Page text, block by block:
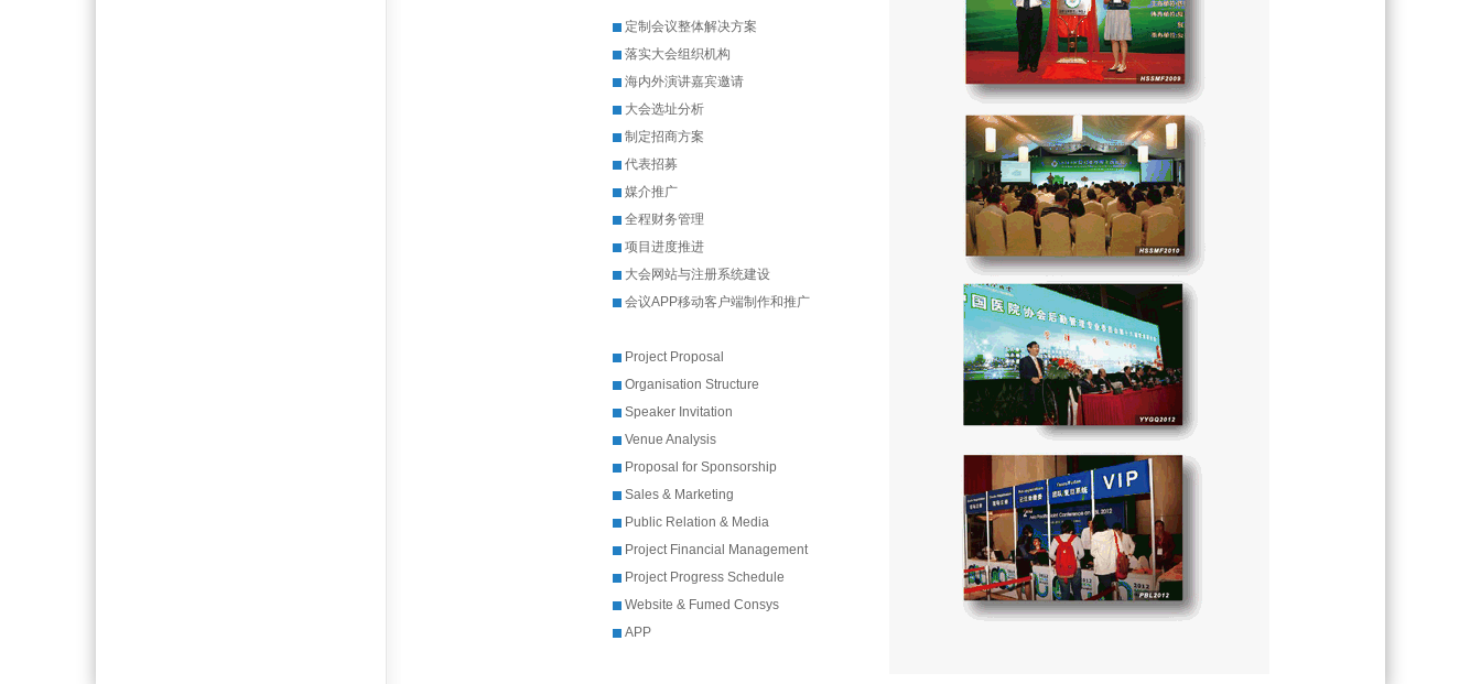
定制会议整体解决方案
落实大会组织机构
海内外演讲嘉宾邀请
大会选址分析
制定招商方案
代表招募
媒介推广
全程财务管理
项目进度推进
大会网站与注册系统建设
会议APP移动客户端制作和推广
Project Proposal
Organisation Structure
Speaker Invitation
Venue Analysis
Proposal for Sponsorship
Sales & Marketing
Public Relation & Media
Project Financial Management
Project Progress Schedule
Website & Fumed Consys
APP